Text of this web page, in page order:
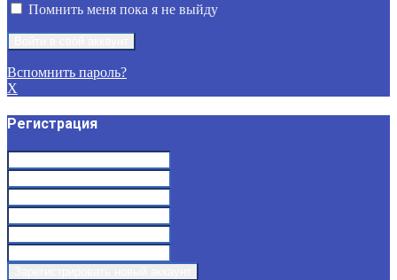
Помнить меня пока я не выйду
Вспомнить пароль?
X
Регистрация